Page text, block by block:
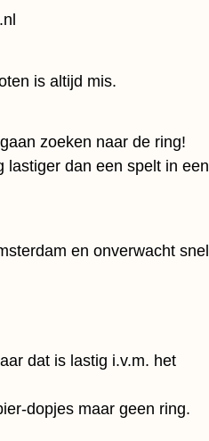
is altijd mis.
zoeken naar de ring!
lastiger dan een spelt in een
en onverwacht snel
dat is lastig i.v.m. het
dopjes maar geen ring.